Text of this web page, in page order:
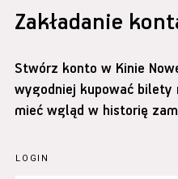
Zakładanie
Stwórz konto w Kinie
wygodniej kupować
mieć wgląd w historię
LOGIN